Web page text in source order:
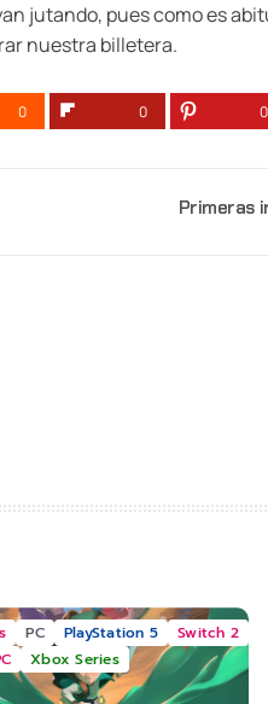
jutando, pues como es
nuestra billetera.
0 0 0
Primeras
PC PlayStation 5
Switch 2
Xbox Series